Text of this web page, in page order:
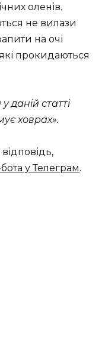
оленів.
не вилази
на очі
прокидаються
даній статті
ховрах».
у Телеграм.